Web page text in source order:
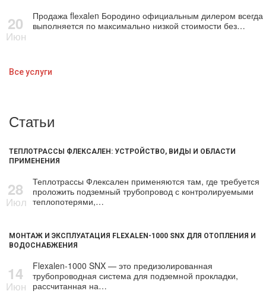
20
Июн
Продажа flехalеn Бородино официальным дилером всегда
выполняется по максимально низкой стоимости без…
Все услуги
Статьи
ТЕПЛОТРАССЫ ФЛЕКСАЛЕН: УСТРОЙСТВО, ВИДЫ И ОБЛАСТИ
ПРИМЕНЕНИЯ
28
Июл
Теплотрассы Флексален применяются там, где требуется
проложить подземный трубопровод с контролируемыми
теплопотерями,…
МОНТАЖ И ЭКСПЛУАТАЦИЯ FLEXALEN-1000 SNX ДЛЯ ОТОПЛЕНИЯ И
ВОДОСНАБЖЕНИЯ
14
Июн
Flexalen-1000 SNX — это предизолированная
трубопроводная система для подземной прокладки,
рассчитанная на…